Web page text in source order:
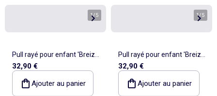
1/5
Pull rayé pour enfant 'Breizh
Océan', Pull marin garçon ou
fille
32,90 €
Ajouter au panier
1/5
Pull rayé pour enfant 'Breizh
Océan', Pull marin garçon ou
fille
32,90 €
Ajouter au panier